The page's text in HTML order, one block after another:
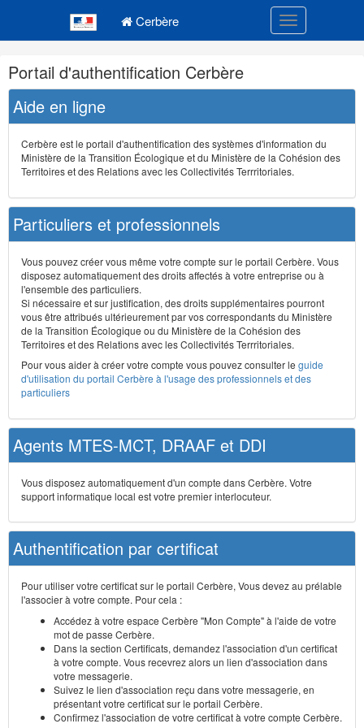
Cerbère Toggle
Navigation
et
outils
annexes
Portail d'authentification Cerbère
Aide en ligne
Cerbère est le portail d'authentification des systèmes d'information du
Ministère de la Transition Écologique et du Ministère de la Cohésion des
Territoires et des Relations avec les Collectivités Terrritoriales.
Particuliers et professionnels
Vous pouvez créer vous même votre compte sur le portail Cerbère. Vous
disposez automatiquement des droits affectés à votre entreprise ou à
l'ensemble des particuliers.
Si nécessaire et sur justification, des droits supplémentaires pourront
vous être attribués ultérieurement par vos correspondants du Ministère
de la Transition Écologique ou du Ministère de la Cohésion des
Territoires et des Relations avec les Collectivités Terrritoriales.
Pour vous aider à créer votre compte vous pouvez consulter le guide
d'utilisation du portail Cerbère à l'usage des professionnels et des
particuliers
Agents MTES-MCT, DRAAF et DDI
Vous disposez automatiquement d'un compte dans Cerbère. Votre
support informatique local est votre premier interlocuteur.
Authentification par certificat
Pour utiliser votre certificat sur le portail Cerbère, Vous devez au prélable
l'associer à votre compte. Pour cela :
Accédez à votre espace Cerbère "Mon Compte" à l'aide de votre
mot de passe Cerbère.
Dans la section Certificats, demandez l'association d'un certificat
à votre compte. Vous recevrez alors un lien d'association dans
votre messagerie.
Suivez le lien d'association reçu dans votre messagerie, en
présentant votre certificat sur le portail Cerbère.
Confirmez l'association de votre certificat à votre compte Cerbère.